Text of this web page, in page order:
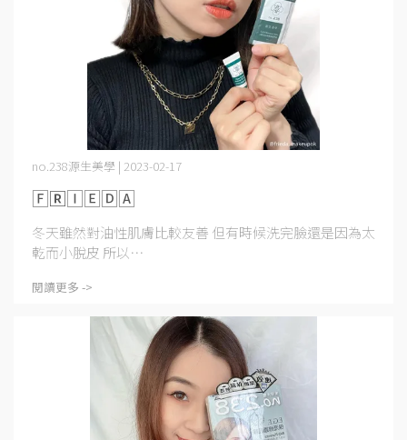
🄵🅁🄸🄴🄳🄰
no.238源生美學 | 2023-02-17
冬天雖然對油性肌膚比較友善 但有時候洗完臉還是因為太
乾而小脫皮 所以⋯
閱讀更多 ->